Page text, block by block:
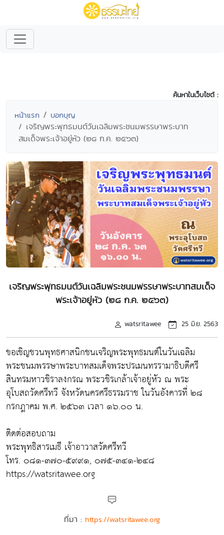
ค้นหาในเว็บไซต์ :
หน้าแรก บอกบุญ
เจริญพระพุทธมนต์วันเฉลิมพระชนมพรรษาพระบาท
สมเด็จพระเจ้าอยู่หัว (๒๘ ก.ค. ๒๕๖๓)
เจริญพระพุทธมนต์วันเฉลิมพระชนมพรรษาพระบาทสมเด็จ
พระเจ้าอยู่หัว (๒๘ ก.ค. ๒๕๖๓)
watsritawee 25 มิ.ย. 2563
ขอเชิญชวนพุทธศาสนิกชนเจริญพระพุทธมนต์ในวันเฉลิม
พระชนมพรรษาพระบาทสมเด็จพระปรเมนทรรามาธิบดีศรี
สินทรมหาวชิราลงกรณ พระวชิรเกล้าเจ้าอยู่หัว ณ พระ
อุโบสถวัดศรีทวี จังหวัดนครศรีธรรมราช ในวันอังคารที่ ๒๘
กรกฎาคม พ.ศ. ๒๕๖๓ เวลา ๑๖.๐๐ น.
ติดต่อสอบถาม
พระพุทธิสารเมธี เจ้าอาวาสวัดศรีทวี
โทร. ๐๘๑-๓๗๐-๕๙๙๑, ๐๗๕-๓๔๑-๒๔๘
https://watsritawee.org
ที่มา : https://watsritawee.org